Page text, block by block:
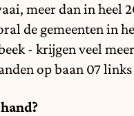
meer dan in heel
de gemeenten in
- krijgen veel
op baan 07